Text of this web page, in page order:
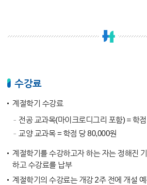
수강료
계절학기 수강료
전공 교과목(마이크로디그리 포함) = 학
교양 교과목 = 학점 당 80,000원
계절학기를 수강하고자 하는 자는 정해진
하고 수강료를 납부
계절학기의 수강료는 개강 2주 전에 개설